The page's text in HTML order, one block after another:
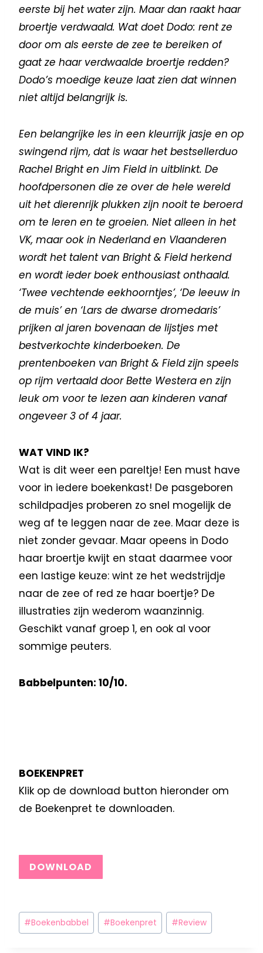
eerste bij het water zijn. Maar dan raakt haar
broertje verdwaald. Wat doet Dodo: rent ze
door om als eerste de zee te bereiken of
gaat ze haar verdwaalde broertje redden?
Dodo’s moedige keuze laat zien dat winnen
niet altijd belangrijk is.
Een belangrijke les in een kleurrijk jasje en op
swingend rijm, dat is waar het bestsellerduo
Rachel Bright en Jim Field in uitblinkt. De
hoofdpersonen die ze over de hele wereld
uit het dierenrijk plukken zijn nooit te beroerd
om te leren en te groeien. Niet alleen in het
VK, maar ook in Nederland en Vlaanderen
wordt het talent van Bright & Field herkend
en wordt ieder boek enthousiast onthaald.
‘Twee vechtende eekhoorntjes’, ‘De leeuw in
de muis’ en ‘Lars de dwarse dromedaris’
prijken al jaren bovenaan de lijstjes met
bestverkochte kinderboeken. De
prentenboeken van Bright & Field zijn speels
op rijm vertaald door Bette Westera en zijn
leuk om voor te lezen aan kinderen vanaf
ongeveer 3 of 4 jaar.
WAT VIND IK?
Wat is dit weer een pareltje! Een must have
voor in iedere boekenkast! De pasgeboren
schildpadjes proberen zo snel mogelijk de
weg af te leggen naar de zee. Maar deze is
niet zonder gevaar. Maar opeens in Dodo
haar broertje kwijt en staat daarmee voor
een lastige keuze: wint ze het wedstrijdje
naar de zee of red ze haar boertje? De
illustraties zijn wederom waanzinnig.
Geschikt vanaf groep 1, en ook al voor
sommige peuters.
Babbelpunten: 10/10.
BOEKENPRET
Klik op de download button hieronder om
de Boekenpret te downloaden.
DOWNLOAD
#Boekenbabbel #Boekenpret #Review